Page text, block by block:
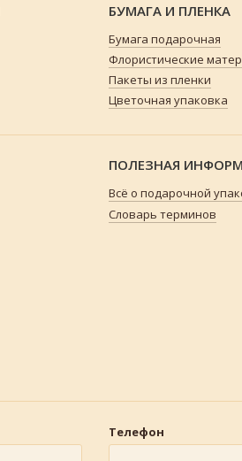
БУМАГА И ПЛЕНКА
Бумага подарочная
Флористические
Пакеты из пленки
Цветочная упаковка
ПОЛЕЗНАЯ
Всё о подарочной
Словарь терминов
Телефон